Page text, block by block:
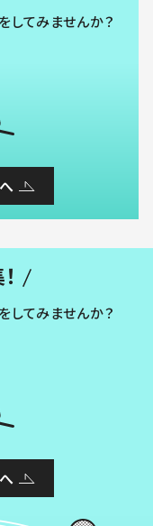
してみませんか？
してみませんか？